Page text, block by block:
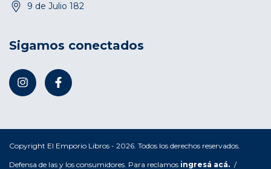
9 de Julio 182
Sigamos conectados
Copyright El Emporio Libros - 2026. Todos los derechos reservados.
Defensa de las y los consumidores. Para reclamos ingresá acá. /